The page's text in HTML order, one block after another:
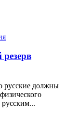
резерв
русские должны
русским...